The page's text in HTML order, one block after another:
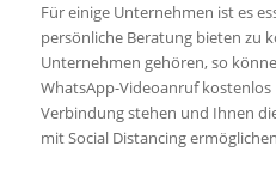
Für einige Unternehmen ist es
persönliche Beratung bieten zu
Unternehmen gehören, so
WhatsApp-Videoanruf
Verbindung stehen und Ihnen
mit Social Distancing